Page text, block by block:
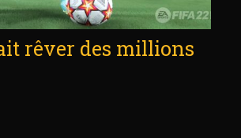
rêver des millions